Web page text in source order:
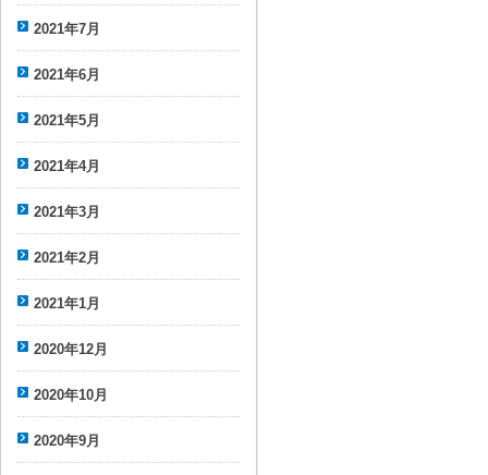
2021年7月
2021年6月
2021年5月
2021年4月
2021年3月
2021年2月
2021年1月
2020年12月
2020年10月
2020年9月